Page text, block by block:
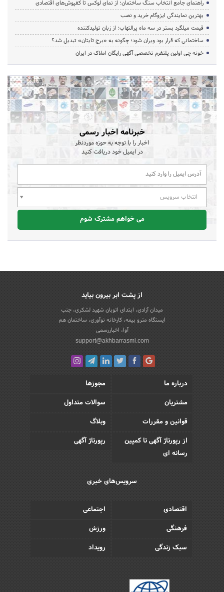
راهنمای جامع انتخاب سنگ ساختمان؛ از نمای لوکس تا کفپوش‌های اقتصادی
بهترین نمایندگی ایزوگام خرید و نصب
قیمت میلگرد بستر در سه ماه پرالتهاب؛ از زبان تولیدکننده
ساختمانی که قرار بود ویران شود؛ چگونه به «برج تایتان» تبدیل شد؟
خونه چی اولین پلتفرم تخصصی آگهی رایگان املاک در ایران
خبرنامه اخبار رسمی
اخبار را با توجه به حوزه موردنظر
در ایمیل خود دریافت کنید
انتخاب سرویس
می خواهم مشترک شوم
از پشت ابر بیرون بیاید
میدان آزادی، ابتدای اتوبان شهید لشکری، جنب
ایستگاه مترو بیمه، کارخانه نوآوری، ساختمان هم
آوا، اخباررسمی
support@akhbarrasmi.com
درباره ما
مجوزها
مشتریان
سوالات متداول
قوانین و مقررات
وبلاگ
از رپورتاژ آگهی تا کمپین
رسانه ای
رپورتاژ آگهی
سرویس‌های خبری
اقتصادی
اجتماعی
فرهنگی
ورزش
سبک زندگی
رویداد